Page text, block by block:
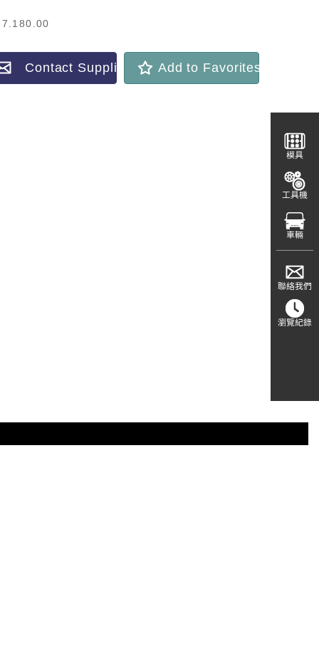
Contact Supplier Add to Favorites
模具
工具機
車輛
聯絡我們
瀏覽紀錄